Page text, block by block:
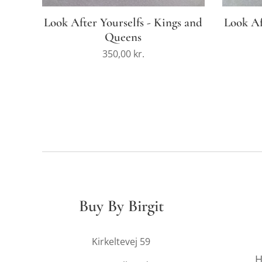
Look After Yourselfs - Kings and
Queens
350,00kr.
Look
Buy By Birgit
Kirkeltevej 59